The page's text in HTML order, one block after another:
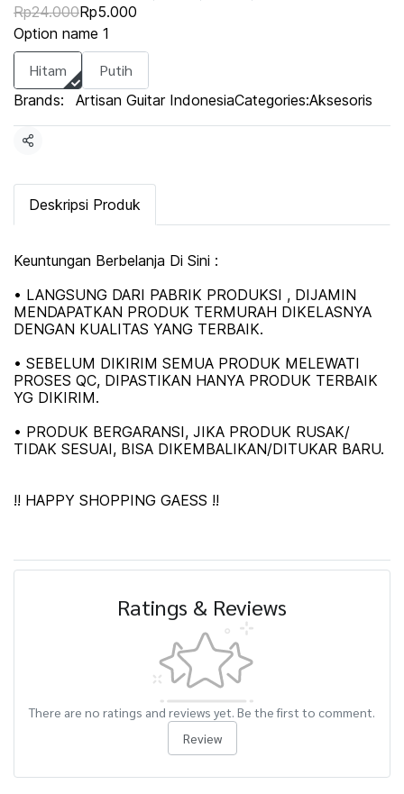
Rp24.000Rp5.000
Option name 1
Hitam Putih
Brands: Artisan Guitar IndonesiaCategories:Aksesoris
Share
Deskripsi Produk
Keuntungan Berbelanja Di Sini :
• LANGSUNG DARI PABRIK PRODUKSI , DIJAMIN
MENDAPATKAN PRODUK TERMURAH DIKELASNYA
DENGAN KUALITAS YANG TERBAIK.
• SEBELUM DIKIRIM SEMUA PRODUK MELEWATI
PROSES QC, DIPASTIKAN HANYA PRODUK TERBAIK
YG DIKIRIM.
• PRODUK BERGARANSI, JIKA PRODUK RUSAK/
TIDAK SESUAI, BISA DIKEMBALIKAN/DITUKAR BARU.
!! HAPPY SHOPPING GAESS !!
Ratings & Reviews
There are no ratings and reviews yet. Be the first to comment.
Review